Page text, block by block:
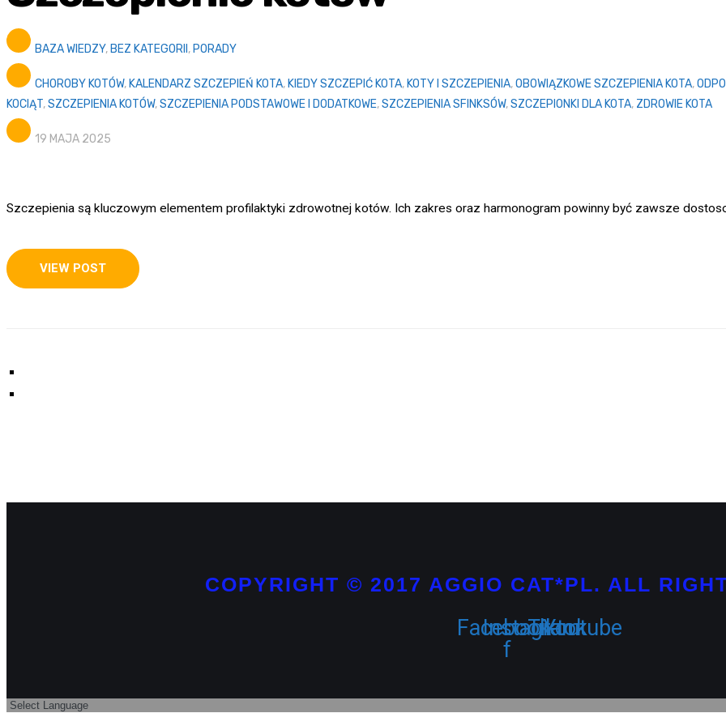
BAZA WIEDZY, BEZ KATEGORII , PORADY
CHOROBY KOTÓW, KALENDARZ SZCZEPIEŃ KOTA, KIEDY SZCZEPIĆ KOTA, KOTY I SZCZEPIENIA,OBOWIĄZKOWE SZCZEPIENIA KOTA,
KOCIĄT,SZCZEPIENIA KOTÓW,SZCZEPIENIA PODSTAWOWE I DODATKOWE,SZCZEPIENIA SFINKSÓW,SZCZEPIONKI DLA KOTA, ZDROWIE KOTA
19 MAJA 2025
Szczepienia są kluczowym elementem profilaktyki zdrowotnej kotów. Ich zakres oraz harmonogram powinny być zawsze
VIEW POST
COPYRIGHT © 2017 AGGIO CAT*PL. ALL
Facebook-
f
Instagram
Tiktok
Youtube